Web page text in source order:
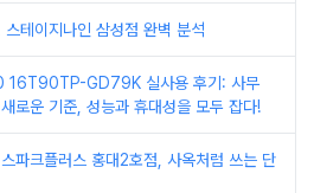
테이지나인 삼성점 완벽 분석
16T90TP-GD79K 실사용 후기: 사무
로운 기준, 성능과 휴대성을 모두 잡다!
파크플러스 홍대2호점, 사옥처럼 쓰는 단